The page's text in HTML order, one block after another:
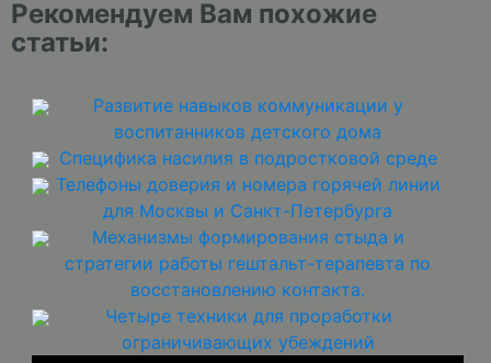
Рекомендуем Вам похожие
статьи:
Развитие навыков коммуникации у
воспитанников детского дома
Специфика насилия в подростковой среде
Телефоны доверия и номера горячей линии
для Москвы и Санкт-Петербурга
Механизмы формирования стыда и
стратегии работы гештальт-терапевта по
восстановлению контакта.
Четыре техники для проработки
ограничивающих убеждений